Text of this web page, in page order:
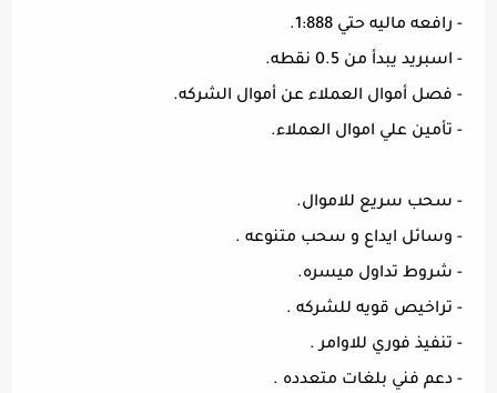
- رافعه ماليه حتي 1:888.
- اسبريد يبدأ من 0.5 نقطه.
- فصل أموال العملاء عن أموال الشركه.
- تأمين علي اموال العملاء.
- سحب سريع للاموال.
- وسائل ايداع و سحب متنوعه .
- شروط تداول ميسره.
- تراخيص قويه للشركه .
- تنفيذ فوري للاوامر .
- دعم فني بلغات متعدده .